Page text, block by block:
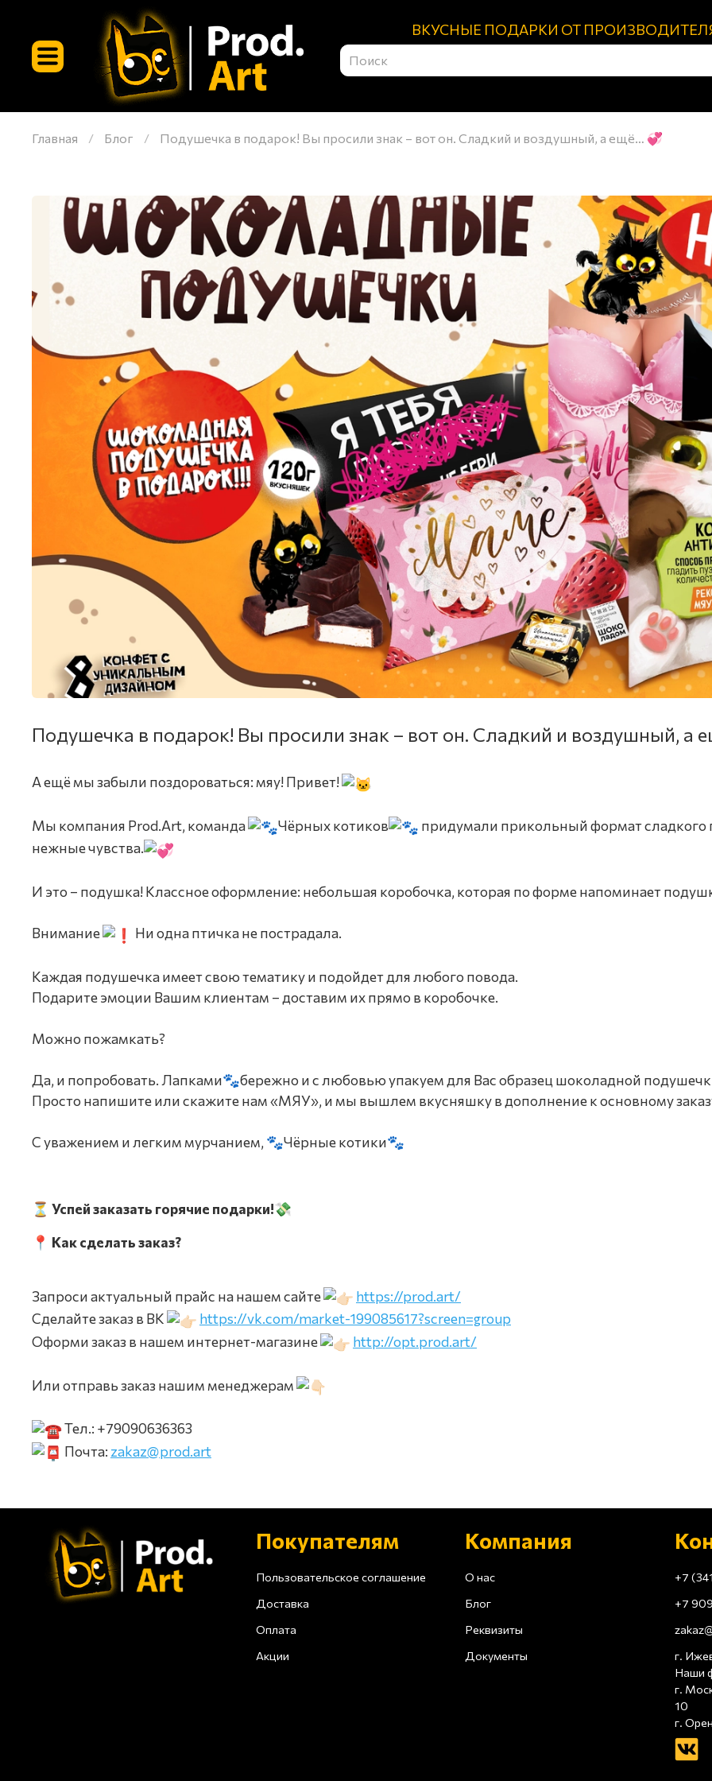
ВКУСНЫЕ ПОДАРКИ ОТ
Главная Блог Подушечка в подарок! Вы просили знак – вот он. Сладкий и воздушный, а ещё… 💞
Подушечка в подарок! Вы просили знак – вот он. Сладкий и воздушный, а
А ещё мы забыли поздороваться: мяу! Привет!
Мы компания Prod.Art, команда Чёрных котиков
придумали прикольный формат сладкого
нежные чувства.
И это – подушка! Классное оформление: небольшая коробочка, которая по форме напоминает
Внимание Ни одна птичка не пострадала.
Каждая подушечка имеет свою тематику и подойдет для любого повода.
Подарите эмоции Вашим клиентам – доставим их прямо в коробочке.
Можно пожамкать?
Да, и попробовать. Лапками🐾бережно и с любовью упакуем для Вас образец шоколадной
Просто напишите или скажите нам «МЯУ», и мы вышлем вкусняшку в дополнение к основному
С уважением и легким мурчанием, 🐾Чёрные котики🐾
⏳ Успей заказать горячие подарки!💸
📍 Как сделать заказ?
Запроси актуальный прайс на нашем сайте
https://prod.art/
Сделайте заказ в ВК
https://vk.com/market-199085617?screen=group
Оформи заказ в нашем интернет-магазине
http://opt.prod.art/
Или отправь заказ нашим менеджерам
Тел.: +79090636363
Почта: zakaz@prod.art
Покупателям
Пользовательское соглашение
Доставка
Оплата
Акции
Компания
О нас
Блог
Реквизиты
Документы
+7
+7
г.
Наши
г.
10
г.